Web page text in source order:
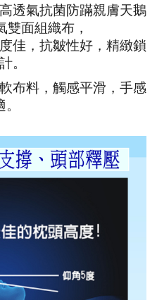
透氣抗菌防蹣親膚天鵝
雙面組織布，
佳，抗皺性好，精緻鎖
。
布料，觸感平滑，手感